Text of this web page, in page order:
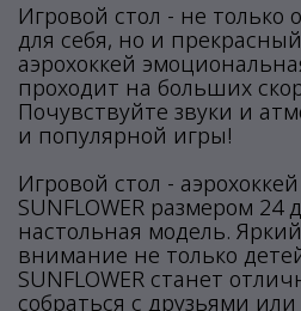
Игровой стол - не только
для себя, но и
аэрохоккей
проходит на больших
Почувствуйте звуки и
и популярной игры!
Игровой стол - аэрохоккей
SUNFLOWER размером
настольная модель.
внимание не только
SUNFLOWER станет
собраться с друзьями